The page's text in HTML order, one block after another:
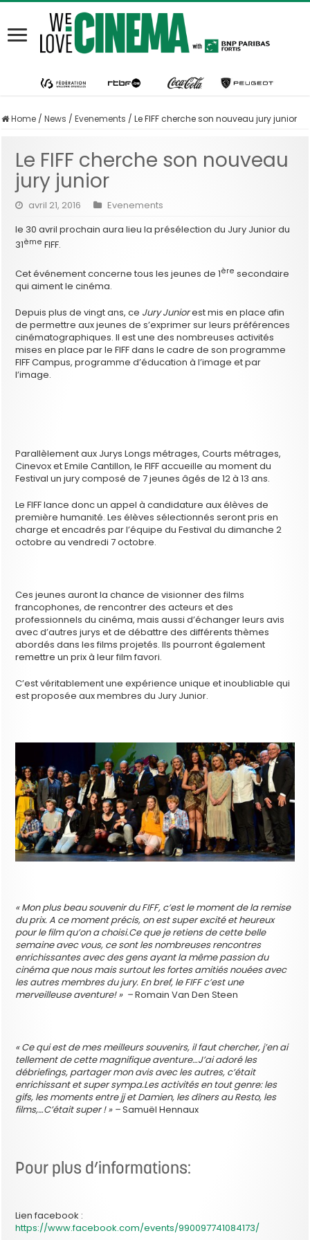
Home / News / Evenements / Le FIFF cherche son nouveau jury junior
Le FIFF cherche son nouveau
jury junior
avril 21, 2016
Evenements
le 30 avril prochain aura lieu la présélection du Jury Junior du
31ème FIFF.
Cet événement concerne tous les jeunes de 1ère secondaire
qui aiment le cinéma.
Depuis plus de vingt ans, ce Jury Juniorest mis en place afin
de permettre aux jeunes de s’exprimer sur leurs préférences
cinématographiques. Il est une des nombreuses activités
mises en place par le FIFF dans le cadre de son programme
FIFF Campus, programme d’éducation à l’image et par
l’image.
Parallèlement aux Jurys Longs métrages, Courts métrages,
Cinevox et Emile Cantillon, le FIFF accueille au moment du
Festival un jury composé de 7 jeunes âgés de 12 à 13 ans.
Le FIFF lance donc un appel à candidature aux élèves de
première humanité. Les élèves sélectionnés seront pris en
charge et encadrés par l’équipe du Festival du dimanche 2
octobre au vendredi 7 octobre.
Ces jeunes auront la chance de visionner des films
francophones, de rencontrer des acteurs et des
professionnels du cinéma, mais aussi d’échanger leurs avis
avec d’autres jurys et de débattre des différents thèmes
abordés dans les films projetés. Ils pourront également
remettre un prix à leur film favori.
C’est véritablement une expérience unique et inoubliable qui
est proposée aux membres du Jury Junior.
« Mon plus beau souvenir du FIFF, c’est le moment de la remise
du prix. A ce moment précis, on est super excité et heureux
pour le film qu’on a choisi.Ce que je retiens de cette belle
semaine avec vous, ce sont les nombreuses rencontres
enrichissantes avec des gens ayant la même passion du
cinéma que nous mais surtout les fortes amitiés nouées avec
les autres membres du jury. En bref, le FIFF c’est une
merveilleuse aventure! » –Romain Van Den Steen
« Ce qui est de mes meilleurs souvenirs, il faut chercher, j’en ai
tellement de cette magnifique aventure…J’ai adoré les
débriefings, partager mon avis avec les autres, c’était
enrichissant et super sympa.Les activités en tout genre: les
gifs, les moments entre jj et Damien, les dîners au Resto, les
films,…C’était super ! » –Samuël Hennaux
Pour plus d’informations:
Lien facebook :
https://www.facebook.com/events/990097741084173/